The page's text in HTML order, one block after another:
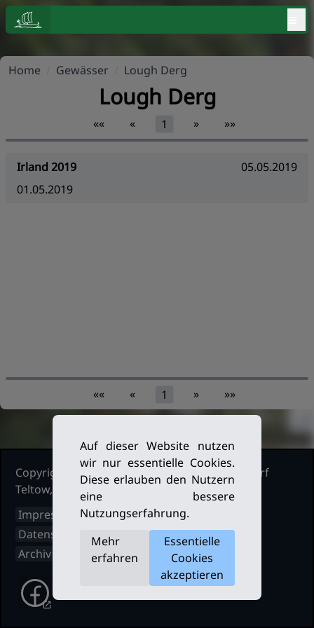
Home Gewässer Lough Derg
Lough Derg
«« « 1 » »»
Irland 2019
05.05.2019
01.05.2019
«« « 1 » »»
Copyright Ruderclub Kleinmachnow Stahnsdorf
Teltow, 2026. Alle Rechte vorbehalten.
Impressum
Datenschutz
Archiv
Auf dieser Website nutzen
wir nur essentielle Cookies.
Diese erlauben den Nutzern
eine bessere
Nutzungserfahrung.
Mehr
erfahren
Essentielle
Cookies
akzeptieren